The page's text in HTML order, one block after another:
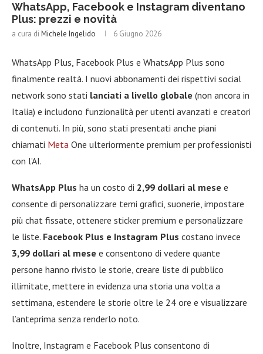
WhatsApp, Facebook e Instagram diventano
Plus: prezzi e novità
a cura di Michele Ingelido 6 Giugno 2026
WhatsApp Plus, Facebook Plus e WhatsApp Plus sono
finalmente realtà. I nuovi abbonamenti dei rispettivi social
network sono stati lanciati a livello globale (non ancora in
Italia) e includono funzionalità per utenti avanzati e creatori
di contenuti. In più, sono stati presentati anche piani
chiamati Meta One ulteriormente premium per professionisti
con l’AI.
WhatsApp Plus ha un costo di 2,99 dollari al mese e
consente di personalizzare temi grafici, suonerie, impostare
più chat fissate, ottenere sticker premium e personalizzare
le liste. Facebook Plus e Instagram Plus costano invece
3,99 dollari al mese e consentono di vedere quante
persone hanno rivisto le storie, creare liste di pubblico
illimitate, mettere in evidenza una storia una volta a
settimana, estendere le storie oltre le 24 ore e visualizzare
l’anteprima senza renderlo noto.
Inoltre, Instagram e Facebook Plus consentono di